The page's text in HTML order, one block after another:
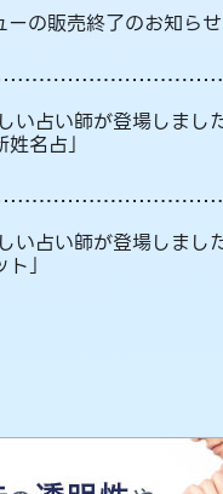
ーの販売終了のお知らせ
い占い師が登場しまし
名占」
い占い師が登場しま
」